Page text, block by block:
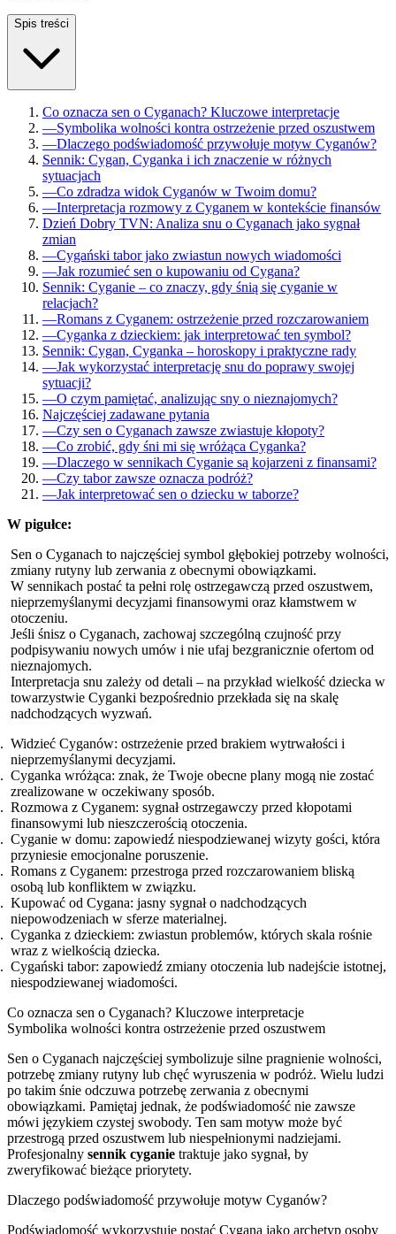
Spis treści
Co oznacza sen o Cyganach? Kluczowe interpretacje
—Symbolika wolności kontra ostrzeżenie przed oszustwem
—Dlaczego podświadomość przywołuje motyw Cyganów?
Sennik: Cygan, Cyganka i ich znaczenie w różnych
sytuacjach
—Co zdradza widok Cyganów w Twoim domu?
—Interpretacja rozmowy z Cyganem w kontekście finansów
Dzień Dobry TVN: Analiza snu o Cyganach jako sygnał
zmian
—Cygański tabor jako zwiastun nowych wiadomości
—Jak rozumieć sen o kupowaniu od Cygana?
Sennik: Cyganie – co znaczy, gdy śnią się cyganie w
relacjach?
—Romans z Cyganem: ostrzeżenie przed rozczarowaniem
—Cyganka z dzieckiem: jak interpretować ten symbol?
Sennik: Cygan, Cyganka – horoskopy i praktyczne rady
—Jak wykorzystać interpretację snu do poprawy swojej
sytuacji?
—O czym pamiętać, analizując sny o nieznajomych?
Najczęściej zadawane pytania
—Czy sen o Cyganach zawsze zwiastuje kłopoty?
—Co zrobić, gdy śni mi się wróżąca Cyganka?
—Dlaczego w sennikach Cyganie są kojarzeni z finansami?
—Czy tabor zawsze oznacza podróż?
—Jak interpretować sen o dziecku w taborze?
W pigułce:
Sen o Cyganach to najczęściej symbol głębokiej potrzeby wolności,
zmiany rutyny lub zerwania z obecnymi obowiązkami.
W sennikach postać ta pełni rolę ostrzegawczą przed oszustwem,
nieprzemyślanymi decyzjami finansowymi oraz kłamstwem w
otoczeniu.
Jeśli śnisz o Cyganach, zachowaj szczególną czujność przy
podpisywaniu nowych umów i nie ufaj bezgranicznie ofertom od
nieznajomych.
Interpretacja snu zależy od detali – na przykład wielkość dziecka w
towarzystwie Cyganki bezpośrednio przekłada się na skalę
nadchodzących wyzwań.
Widzieć Cyganów: ostrzeżenie przed brakiem wytrwałości i
nieprzemyślanymi decyzjami.
Cyganka wróżąca: znak, że Twoje obecne plany mogą nie zostać
zrealizowane w oczekiwany sposób.
Rozmowa z Cyganem: sygnał ostrzegawczy przed kłopotami
finansowymi lub nieszczerością otoczenia.
Cyganie w domu: zapowiedź niespodziewanej wizyty gości, która
przyniesie emocjonalne poruszenie.
Romans z Cyganem: przestroga przed rozczarowaniem bliską
osobą lub konfliktem w związku.
Kupować od Cygana: jasny sygnał o nadchodzących
niepowodzeniach w sferze materialnej.
Cyganka z dzieckiem: zwiastun problemów, których skala rośnie
wraz z wielkością dziecka.
Cygański tabor: zapowiedź zmiany otoczenia lub nadejście istotnej,
niespodziewanej wiadomości.
Co oznacza sen o Cyganach? Kluczowe interpretacje
Symbolika wolności kontra ostrzeżenie przed oszustwem
Sen o Cyganach najczęściej symbolizuje silne pragnienie wolności,
potrzebę zmiany rutyny lub chęć wyruszenia w podróż. Wielu ludzi
po takim śnie odczuwa potrzebę zerwania z obecnymi
obowiązkami. Pamiętaj jednak, że podświadomość nie zawsze
mówi językiem czystej swobody. Ten sam motyw może być
przestrogą przed oszustwem lub niespełnionymi nadziejami.
Profesjonalny sennik cyganie traktuje jako sygnał, by
zweryfikować bieżące priorytety.
Dlaczego podświadomość przywołuje motyw Cyganów?
Podświadomość wykorzystuje postać Cygana jako archetyp osoby